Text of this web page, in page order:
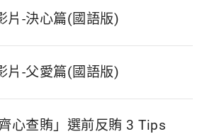
片-決心篇(國語版)
片-父愛篇(國語版)
心查賄」選前反賄 3 Tips